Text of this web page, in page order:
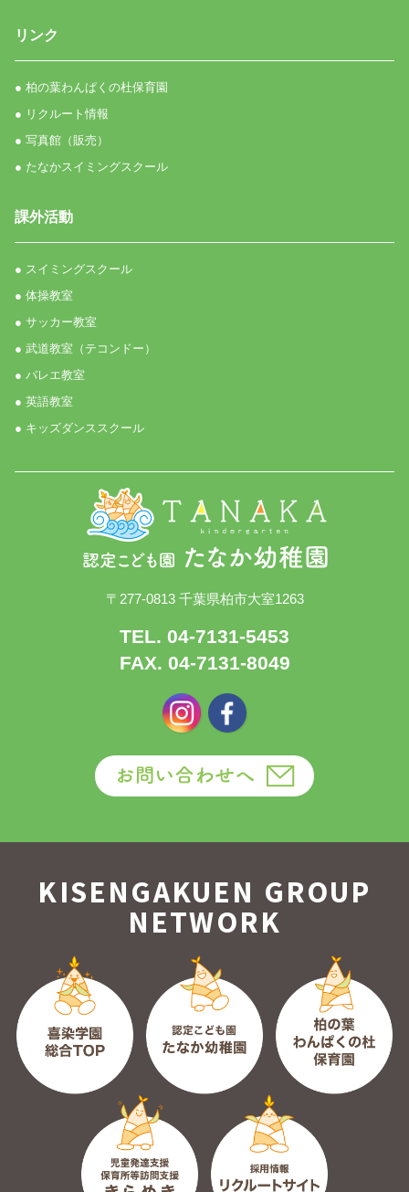
リンク
● 柏の葉わんぱくの杜保育園
● リクルート情報
● 写真館（販売）
● たなかスイミングスクール
課外活動
● スイミングスクール
● 体操教室
● サッカー教室
● 武道教室（テコンドー）
● バレエ教室
● 英語教室
● キッズダンススクール
〒277-0813 千葉県柏市大室1263
TEL. 04-7131-5453
FAX. 04-7131-8049
KISENGAKUEN GROUP
NETWORK